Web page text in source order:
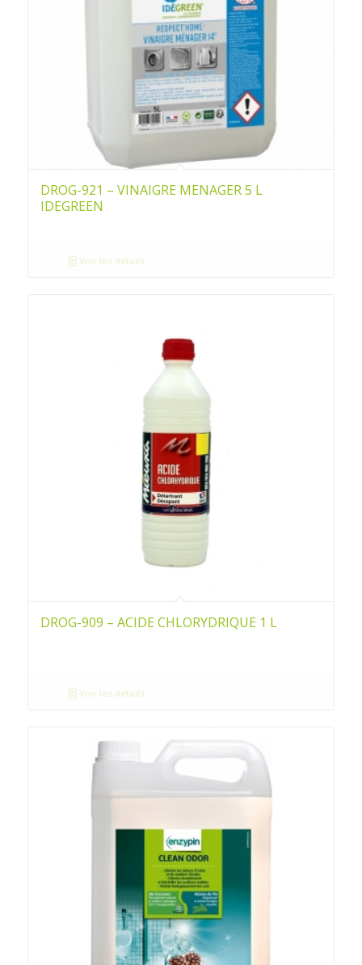
DROG-921 – VINAIGRE MENAGER 5 L
IDEGREEN
Voir les détails
DROG-909 – ACIDE CHLORYDRIQUE 1 L
Voir les détails